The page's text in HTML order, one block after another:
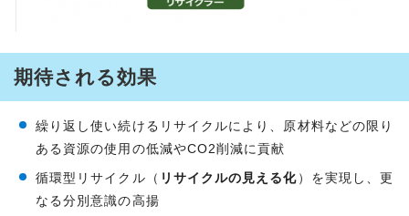
期待される効果
繰り返し使い続けるリサイクルにより、原材料などの限り
ある資源の使用の低減やCO2削減に貢献
循環型リサイクル（ リサイクルの見える化）を実現し、更
なる分別意識の高揚